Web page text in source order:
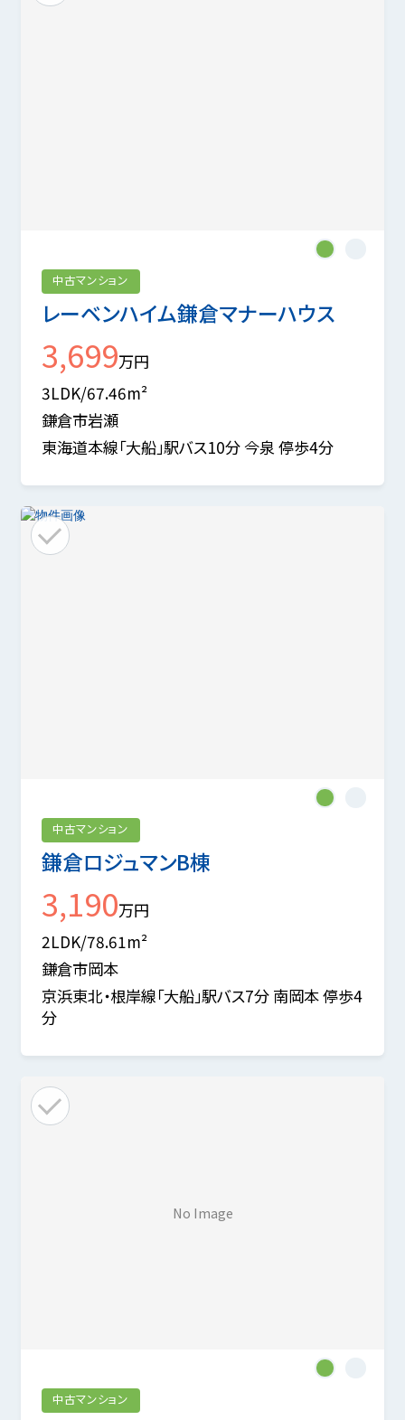
レーベンハイム鎌倉マナーハウス
中古マンション
3,699万円
3LDK/67.46m²
鎌倉市岩瀬
東海道本線「大船」駅バス10分 今泉 停歩4分
鎌倉ロジュマンB棟
中古マンション
3,190万円
2LDK/78.61m²
鎌倉市岡本
京浜東北・根岸線「大船」駅バス7分 南岡本 停歩4
分
No Image
中古マンション